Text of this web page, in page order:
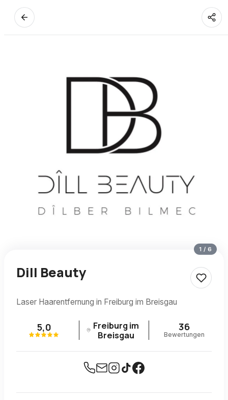
1 / 6
Dill Beauty
Laser Haarentfernung in Freiburg im Breisgau
5,0
Freiburg im
Breisgau
36
Bewertungen